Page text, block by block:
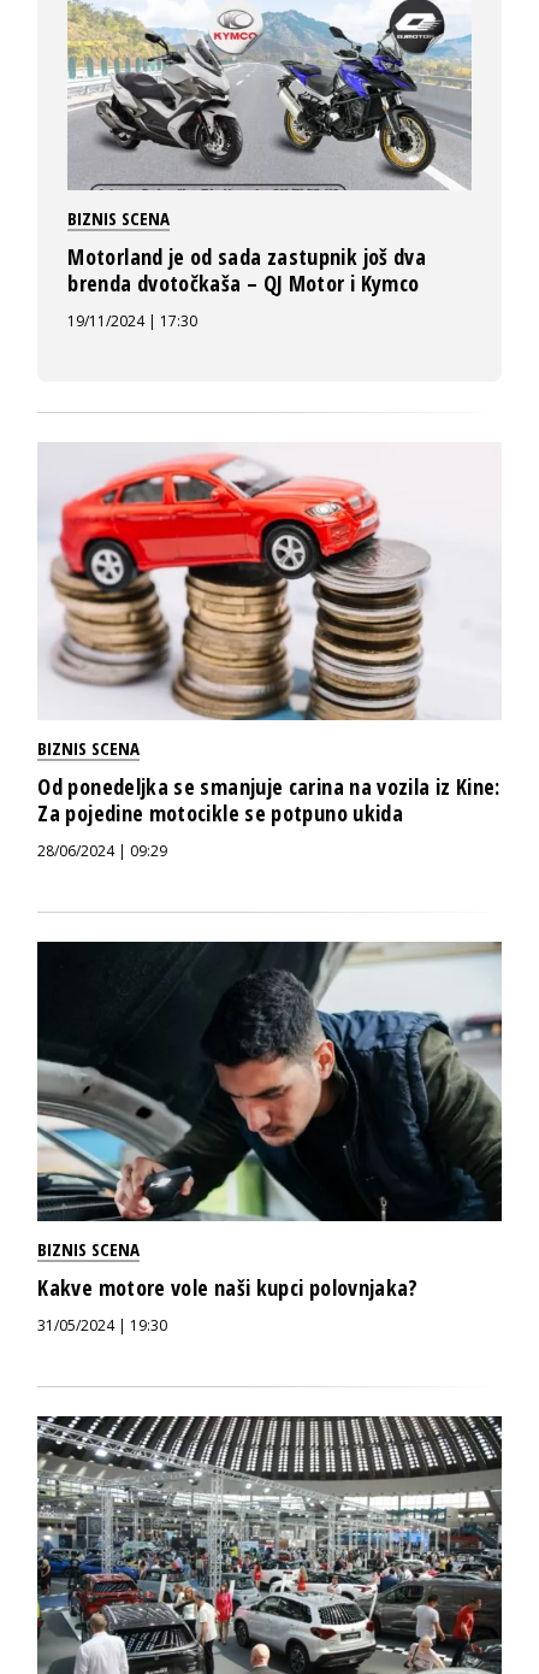
BIZNIS SCENA
Motorland je od sada zastupnik još dva
brenda dvotočkaša – QJ Motor i Kymco
19/11/2024 | 17:30
BIZNIS SCENA
Od ponedeljka se smanjuje carina na vozila iz Kine:
Za pojedine motocikle se potpuno ukida
28/06/2024 | 09:29
BIZNIS SCENA
Kakve motore vole naši kupci polovnjaka?
31/05/2024 | 19:30